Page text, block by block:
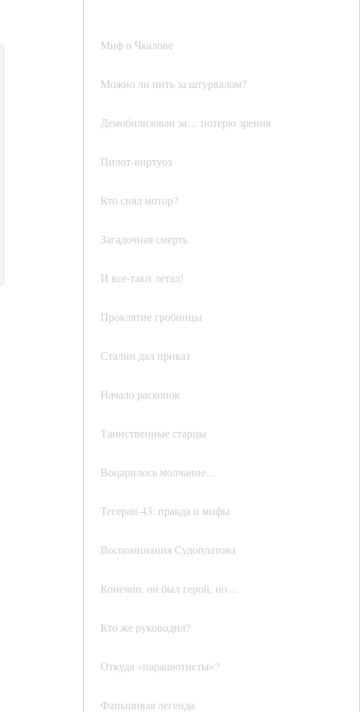
Миф о Чкалове
Можно ли пить за штурвалом?
Демобилизован за… потерю зрения
Пилот-виртуоз
Кто снял мотор?
Загадочная смерть
И все-таки летал!
Проклятие гробницы
Сталин дал приказ
Начало раскопок
Таинственные старцы
Воцарилось молчание…
Тегеран-43: правда и мифы
Воспоминания Судоплатова
Конечно, он был герой, но…
Кто же руководил?
Откуда «парашютисты»?
Фапьшивая легенда